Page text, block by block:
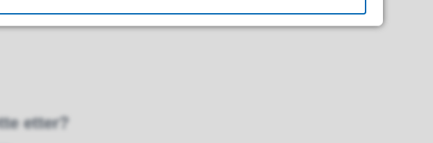
etter?